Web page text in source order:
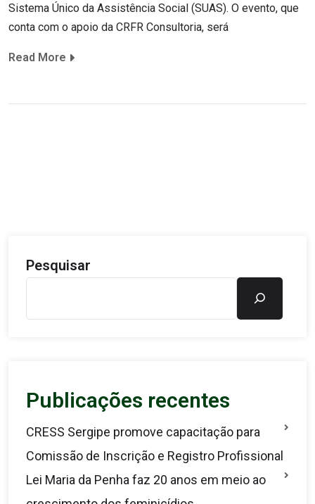
Sistema Único da Assistência Social (SUAS). O evento, que
conta com o apoio da CRFR Consultoria, será
Read More
Pesquisar
Publicações recentes
CRESS Sergipe promove capacitação para
Comissão de Inscrição e Registro Profissional
Lei Maria da Penha faz 20 anos em meio ao